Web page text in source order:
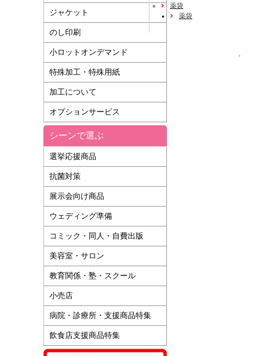
ジャケット
のし印刷
小ロットオンデマンド
特殊加工・特殊用紙
加工について
オプションサービス
シーンで選ぶ
選挙応援商品
抗菌対策
展示会向け商品
ウェディング準備
コミック・同人・自費出版
美容室・サロン
教育関係・塾・スクール
小売店
病院・診療所・支援商品特集
飲食店支援商品特集
薬袋
薬袋